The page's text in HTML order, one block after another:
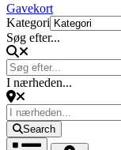
Gavekort
Kategori
Søg efter...
I nærheden...
Search